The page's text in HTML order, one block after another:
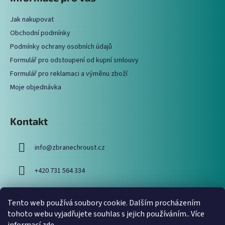
Tento web používá soubory cookie. Dalším procházením
tohoto webu vyjadřujete souhlas s jejich používáním.. Více
Jak nakupovat
Obchodní podmínky
Podmínky ochrany osobních údajů
Formulář pro odstoupení od kupní smlouvy
Formulář pro reklamaci a výměnu zboží
Moje objednávka
Kontakt
info@zbranechroust.cz
+420 731 564 334
Vyhledávání